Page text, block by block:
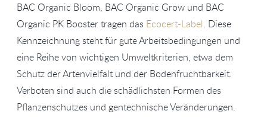
BAC Organic Bloom, BAC Organic Grow und BAC
Organic PK Booster tragen das Ecocert-Label. Diese
Kennzeichnung steht für gute Arbeitsbedingungen und
eine Reihe von wichtigen Umweltkriterien, etwa dem
Schutz der Artenvielfalt und der Bodenfruchtbarkeit.
Verboten sind auch die schädlichsten Formen des
Pflanzenschutzes und gentechnische Veränderungen.